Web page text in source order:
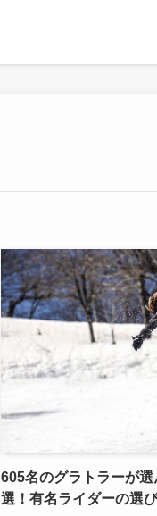
605名のグラトラーが
選！有名ライダーの選